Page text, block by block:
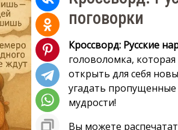
поговорки
Кроссворд: Русские
головоломка,
открыть для себя
угадать
мудрости!
Вы можете